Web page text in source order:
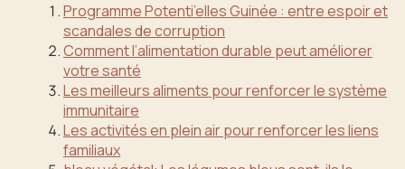
Programme Potenti’elles Guinée : entre espoir et
scandales de corruption
Comment l’alimentation durable peut améliorer
votre santé
Les meilleurs aliments pour renforcer le système
immunitaire
Les activités en plein air pour renforcer les liens
familiaux